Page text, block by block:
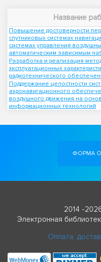
Название
Повышение достоверности
спутниковых системах
системах управления
автоматическим зависимым
Разработка и реализация
эксплуатационных
радиотехнического
Поддержание целостности
аэронавигационного
воздушного движения на
информационных технологий
ФОРМА
2014 -
Электронная
Оплата,